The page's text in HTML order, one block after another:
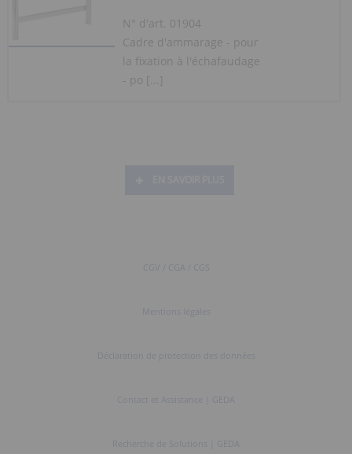
N° d'art. 01904
Cadre d'ammarage - pour
la fixation à l'échafaudage
- po [...]
CGV / CGA / CGS
Mentions légales
Déclaration de protection des données
Contact et Assistance | GEDA
Recherche de Solutions | GEDA